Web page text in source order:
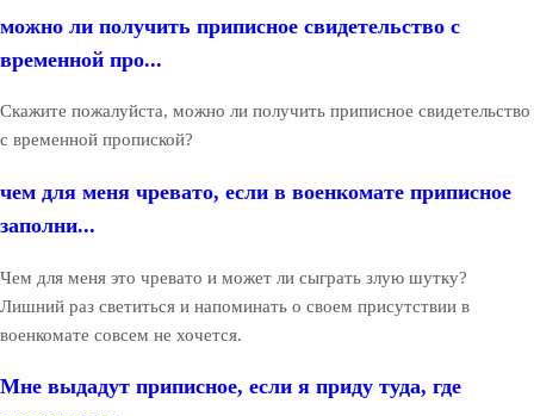
можно ли получить приписное свидетельство с
временной про...
Скажите пожалуйста, можно ли получить приписное свидетельство
с временной пропиской?
чем для меня чревато, если в военкомате приписное
заполни...
Чем для меня это чревато и может ли сыграть злую шутку?
Лишний раз светиться и напоминать о своем присутствии в
военкомате совсем не хочется.
Мне выдадут приписное, если я приду туда, где